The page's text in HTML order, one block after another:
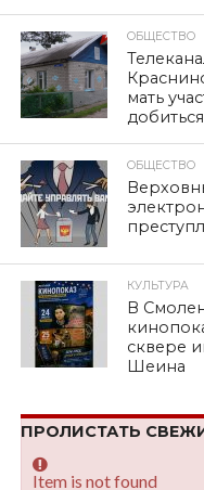
ОБЩЕСТВО
мать
ОБЩЕСТВО
КУЛЬТУРА
В
сквере
Шеина
ПРОЛИСТАТЬ
Item is not found